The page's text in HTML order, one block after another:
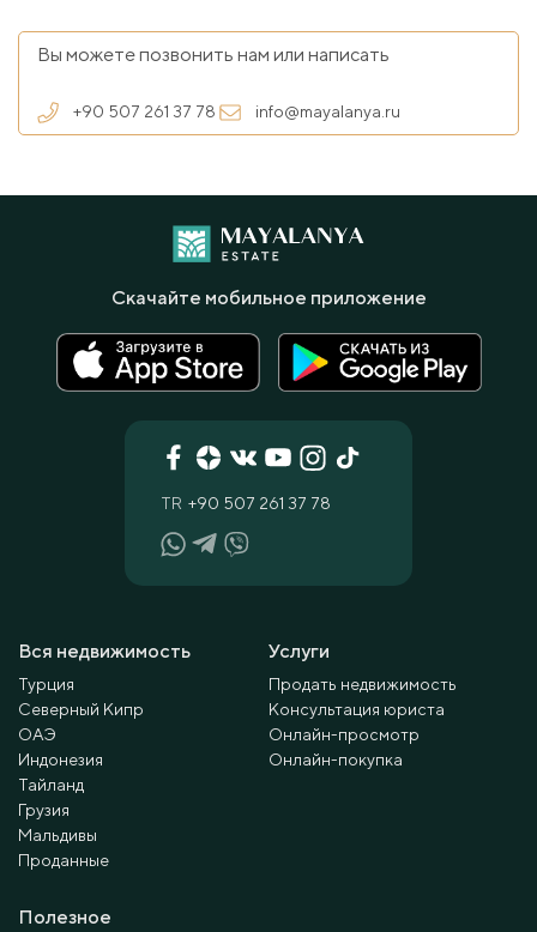
Вы можете позвонить нам или написать
+90 507 261 37 78 info@mayalanya.ru
Вся недвижимость
Турция
Северный Кипр
ОАЭ
Индонезия
Тайланд
Грузия
Мальдивы
Проданные
Услуги
Продать недвижимость
Консультация юриста
Онлайн-просмотр
Онлайн-покупка
Полезное
TR +90 507 261 37 78
Скачайте мобильное приложение